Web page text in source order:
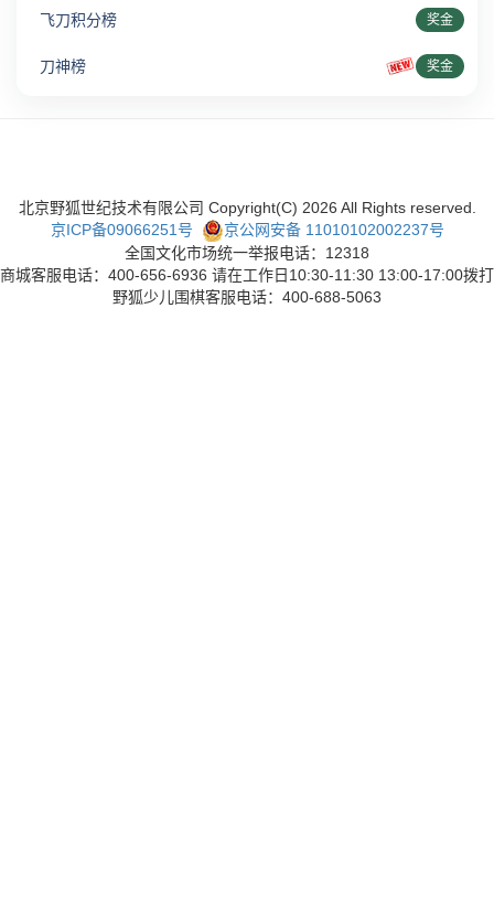
飞刀积分榜 奖金
刀神榜 奖金
北京野狐世纪技术有限公司 Copyright(C) 2026 All Rights reserved.
京ICP备09066251号
京公网安备 11010102002237号
全国文化市场统一举报电话：12318
商城客服电话：400-656-6936 请在工作日10:30-11:30 13:00-17:00拨打
野狐少儿围棋客服电话：400-688-5063